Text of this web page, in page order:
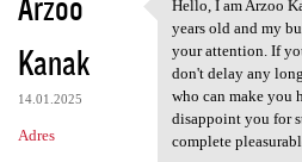
Kanak
14.01.2025
Adres
Hello, I am
Hello, I am Arzoo
years old and my
your attention. If
don't delay any
who can make you
disappoint you for
complete